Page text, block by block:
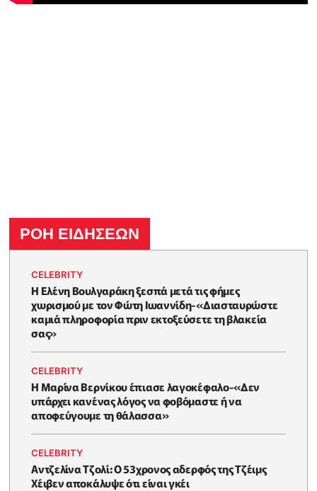
ΡΟΗ ΕΙΔΗΣΕΩΝ
CELEBRITY
Η Ελένη Βουλγαράκη ξεσπά μετά τις φήμες
χωρισμού με τον Φώτη Ιωαννίδη-«Διασταυρώστε
καμιά πληροφορία πριν εκτοξεύσετε τη βλακεία
σας»
CELEBRITY
Η Μαρίνα Βερνίκου έπιασε λαγοκέφαλο-«Δεν
υπάρχει κανένας λόγος να φοβόμαστε ή να
αποφεύγουμε τη θάλασσα»
CELEBRITY
Αντζελίνα Τζολί: Ο 53χρονος αδερφός της Τζέιμς
Χέιβεν αποκάλυψε ότι είναι γκέι